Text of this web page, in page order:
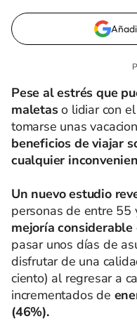
Pese al estrés que
maletaso lidiar con
tomarse unas
beneficios de viajar
cualquier
Un nuevo estudio
personas de entre 55
mejoría
pasar unos días de
disfrutar de una
ciento) al regresar a
incrementados de
(46%).